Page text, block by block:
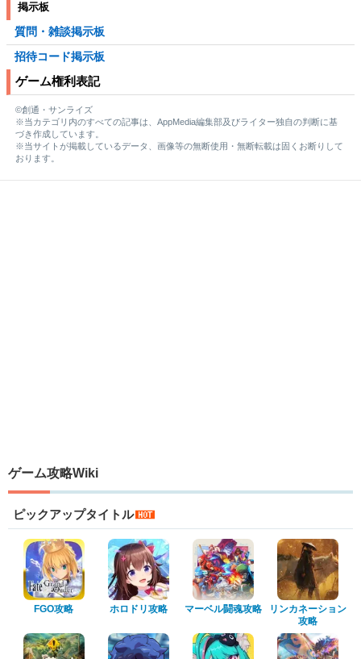
掲示板
質問・雑談掲示板
招待コード掲示板
ゲーム権利表記
©創通・サンライズ
※当カテゴリ内のすべての記事は、AppMedia編集部及びライター独自の判断に基
づき作成しています。
※当サイトが掲載しているデータ、画像等の無断使用・無断転載は固くお断りして
おります。
ゲーム攻略Wiki
ピックアップタイトル
FGO攻略 ホロドリ攻略 マーベル闘魂攻略
リンカネーション
攻略